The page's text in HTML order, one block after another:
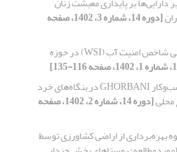
[دوره 14، شماره 3، 1402، صفحه
تحلیل و ارزیابی شاخص امنیت آب (WSI) در حوزه
ارائه مدل کسب‌و‌کار GHORBANI در بنگاه‌های خرد
محلی [دوره 14، شماره 2، 1402، صفحه
بهره‌برداری از اراضی کشاورزی توسط